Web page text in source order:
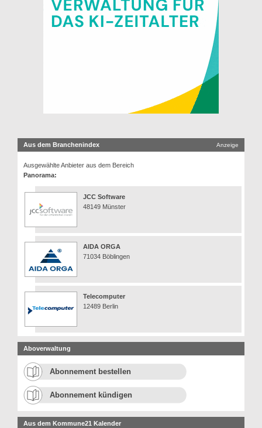
Aus dem Branchenindex Anzeige
Ausgewählte Anbieter aus dem Bereich
Panorama:
JCC Software
48149 Münster
AIDA ORGA
71034 Böblingen
Telecomputer
12489 Berlin
Aboverwaltung
Abonnement bestellen
Abonnement kündigen
Aus dem Kommune21 Kalender